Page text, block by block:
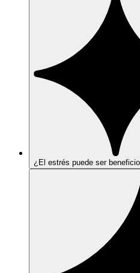
¿El estrés puede ser